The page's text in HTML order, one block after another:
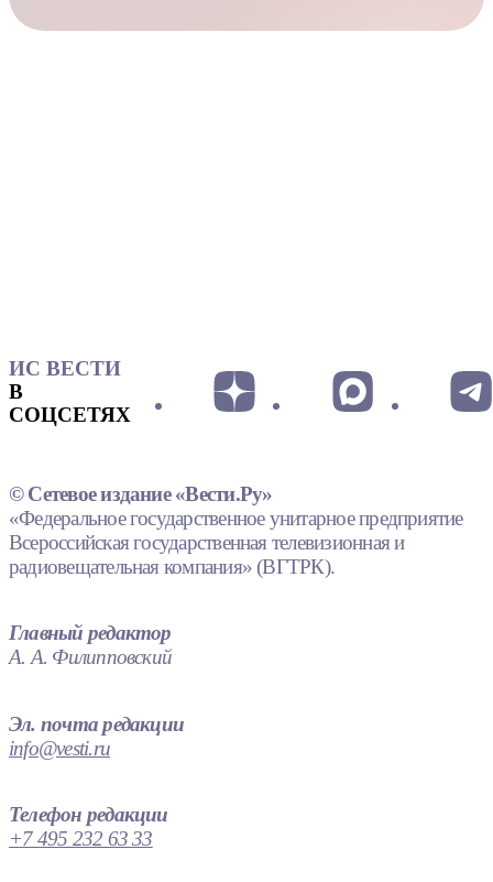
ИС ВЕСТИ
В
СОЦСЕТЯХ
© Сетевое издание «Вести.Ру»
«Федеральное государственное унитарное предприятие
Всероссийская государственная телевизионная и
радиовещательная компания» (ВГТРК).
Главный редактор
А. А. Филипповский
Эл. почта редакции
info@vesti.ru
Телефон редакции
+7 495 232 63 33